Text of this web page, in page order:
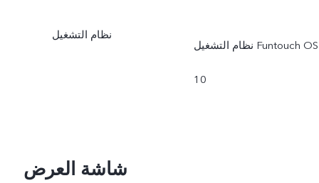
نظام التشغيل
نظام التشغيل Funtouch OS
10
شاشة العرض